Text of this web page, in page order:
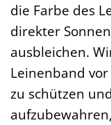
die Farbe des
direkter
ausbleichen.
Leinenband
zu schützen